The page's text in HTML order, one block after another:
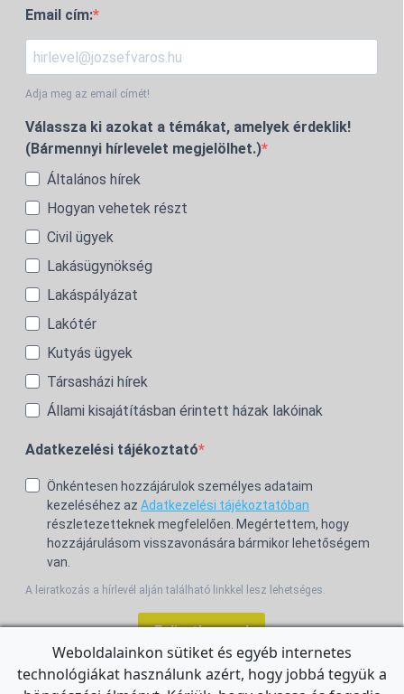
Email cím:
Adja meg az email címét!
Válassza ki azokat a témákat, amelyek érdeklik!
(Bármennyi hírlevelet megjelölhet.)
Általános hírek
Hogyan vehetek részt
Civil ügyek
Lakásügynökség
Lakáspályázat
Lakótér
Kutyás ügyek
Társasházi hírek
Állami kisajátításban érintett házak lakóinak
Adatkezelési tájékoztató
Önkéntesen hozzájárulok személyes adataim
kezeléséhez az Adatkezelési tájékoztatóban
részletezetteknek megfelelően. Megértettem, hogy
hozzájárulásom visszavonására bármikor lehetőségem
van.
A leiratkozás a hírlevél alján található linkkel lesz lehetséges.
Feliratkozom!
Weboldalainkon sütiket és egyéb internetes
technológiákat használunk azért, hogy jobbá tegyük a